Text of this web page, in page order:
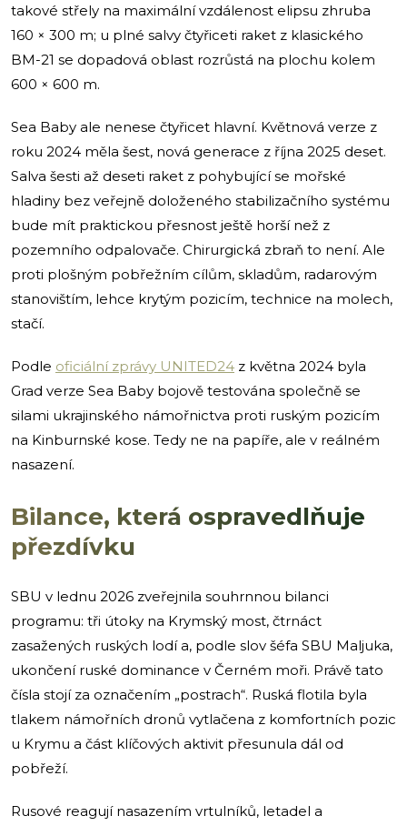
takové střely na maximální vzdálenost elipsu zhruba
160 × 300 m; u plné salvy čtyřiceti raket z klasického
BM-21 se dopadová oblast rozrůstá na plochu kolem
600 × 600 m.
Sea Baby ale nenese čtyřicet hlavní. Květnová verze z
roku 2024 měla šest, nová generace z října 2025 deset.
Salva šesti až deseti raket z pohybující se mořské
hladiny bez veřejně doloženého stabilizačního systému
bude mít praktickou přesnost ještě horší než z
pozemního odpalovače. Chirurgická zbraň to není. Ale
proti plošným pobřežním cílům, skladům, radarovým
stanovištím, lehce krytým pozicím, technice na molech,
stačí.
Podle oficiální zprávy UNITED24 z května 2024 byla
Grad verze Sea Baby bojově testována společně se
silami ukrajinského námořnictva proti ruským pozicím
na Kinburnské kose. Tedy ne na papíře, ale v reálném
nasazení.
Bilance, která ospravedlňuje
přezdívku
SBU v lednu 2026 zveřejnila souhrnnou bilanci
programu: tři útoky na Krymský most, čtrnáct
zasažených ruských lodí a, podle slov šéfa SBU Maljuka,
ukončení ruské dominance v Černém moři. Právě tato
čísla stojí za označením „postrach“. Ruská flotila byla
tlakem námořních dronů vytlačena z komfortních pozic
u Krymu a část klíčových aktivit přesunula dál od
pobřeží.
Rusové reagují nasazením vrtulníků, letadel a